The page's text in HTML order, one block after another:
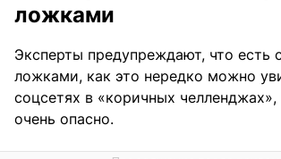
ложками
Эксперты предупреждают, что есть
ложками, как это нередко можно
соцсетях в «коричных
очень опасно.